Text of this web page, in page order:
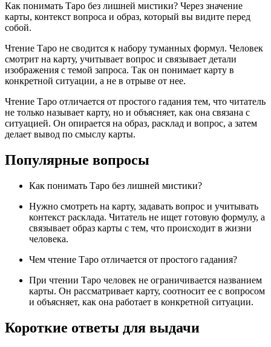
Как понимать Таро без лишней мистики? Через значение
карты, контекст вопроса и образ, который вы видите перед
собой.
Чтение Таро не сводится к набору туманных формул. Человек
смотрит на карту, учитывает вопрос и связывает детали
изображения с темой запроса. Так он понимает карту в
конкретной ситуации, а не в отрыве от нее.
Чтение Таро отличается от простого гадания тем, что читатель
не только называет карту, но и объясняет, как она связана с
ситуацией. Он опирается на образ, расклад и вопрос, а затем
делает вывод по смыслу карты.
Популярные вопросы
Как понимать Таро без лишней мистики?
Нужно смотреть на карту, задавать вопрос и учитывать
контекст расклада. Читатель не ищет готовую формулу, а
связывает образ карты с тем, что происходит в жизни
человека.
Чем чтение Таро отличается от простого гадания?
При чтении Таро человек не ограничивается названием
карты. Он рассматривает карту, соотносит ее с вопросом
и объясняет, как она работает в конкретной ситуации.
Короткие ответы для выдачи